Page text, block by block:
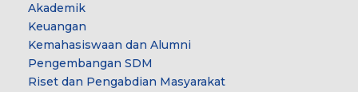
Akademik
Keuangan
Kemahasiswaan dan Alumni
Pengembangan SDM
Riset dan Pengabdian Masyarakat